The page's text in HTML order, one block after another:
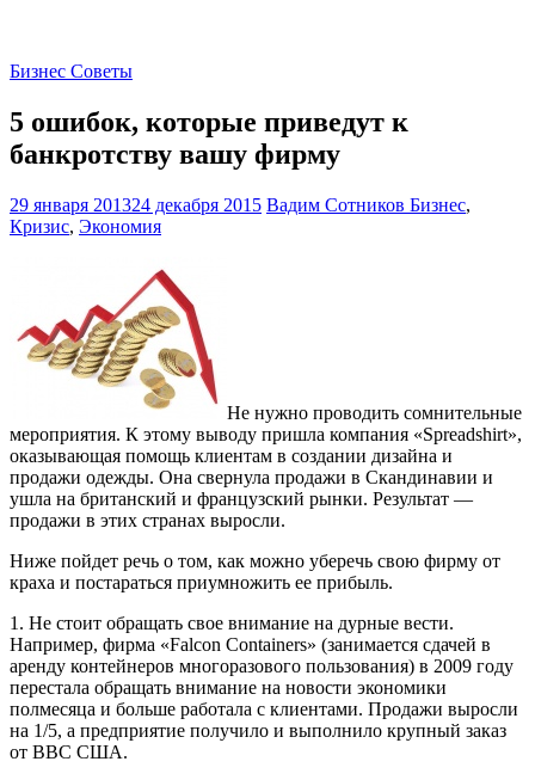
Бизнес Советы
5 ошибок, которые приведут к
банкротству вашу фирму
29 января 201324 декабря 2015 Вадим Сотников Бизнес,
Кризис, Экономия
Не нужно проводить сомнительные
мероприятия. К этому выводу пришла компания «Spreadshirt»,
оказывающая помощь клиентам в создании дизайна и
продажи одежды. Она свернула продажи в Скандинавии и
ушла на британский и французский рынки. Результат —
продажи в этих странах выросли.
Ниже пойдет речь о том, как можно уберечь свою фирму от
краха и постараться приумножить ее прибыль.
1. Не стоит обращать свое внимание на дурные вести.
Например, фирма «Falcon Containers» (занимается сдачей в
аренду контейнеров многоразового пользования) в 2009 году
перестала обращать внимание на новости экономики
полмесяца и больше работала с клиентами. Продажи выросли
на 1/5, а предприятие получило и выполнило крупный заказ
от ВВС США.